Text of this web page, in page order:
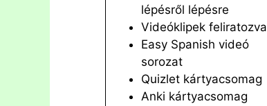
lépésről lépésre
Videóklipek feliratozva
Easy Spanish videó
sorozat
Quizlet kártyacsomag
Anki kártyacsomag